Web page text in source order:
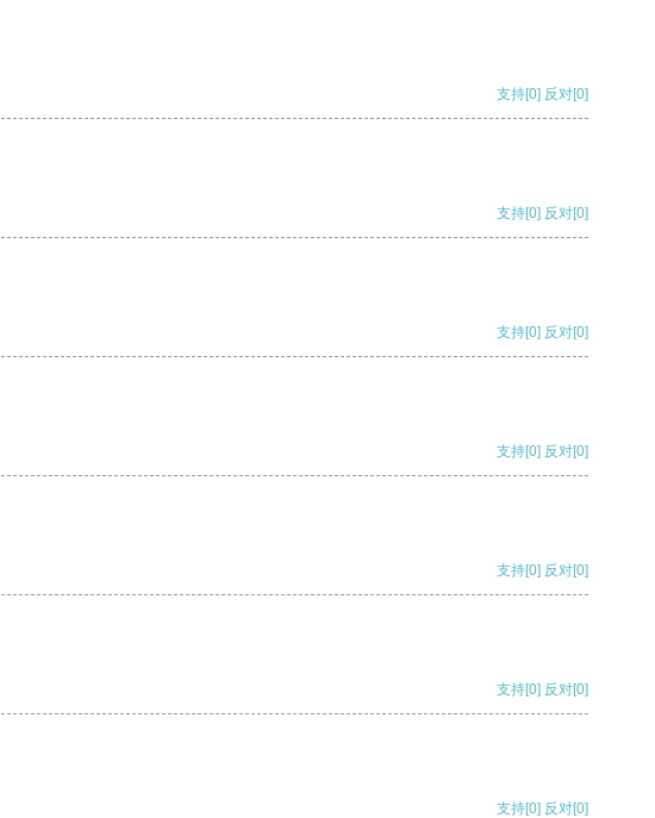
支持[0] 反对[0]
支持[0] 反对[0]
支持[0] 反对[0]
支持[0] 反对[0]
支持[0] 反对[0]
支持[0] 反对[0]
支持[0] 反对[0]